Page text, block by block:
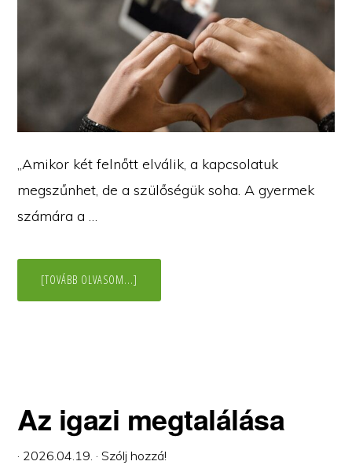
„Amikor két felnőtt elválik, a kapcsolatuk
megszűnhet, de a szülőségük soha. A gyermek
számára a …
[TOVÁBB OLVASOM...]
GYERMEKKEL
Az igazi megtalálása
· 2026.04.19. ·Szólj hozzá!